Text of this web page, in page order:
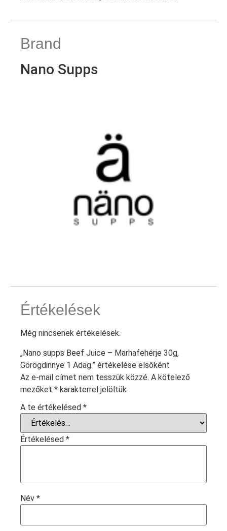
Brand
Nano Supps
Értékelések
Még nincsenek értékelések.
„Nano supps Beef Juice – Marhafehérje 30g,
Görögdinnye 1 Adag.” értékelése elsőként
Az e-mail címet nem tesszük közzé. A kötelező
mezőket * karakterrel jelöltük
A te értékelésed *
Értékelésed *
Név *